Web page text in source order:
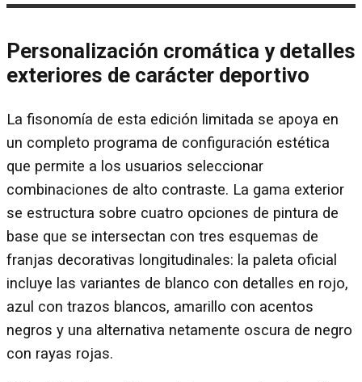
Personalización cromática y detalles
exteriores de carácter deportivo
La fisonomía de esta edición limitada se apoya en
un completo programa de configuración estética
que permite a los usuarios seleccionar
combinaciones de alto contraste. La gama exterior
se estructura sobre cuatro opciones de pintura de
base que se intersectan con tres esquemas de
franjas decorativas longitudinales: la paleta oficial
incluye las variantes de blanco con detalles en rojo,
azul con trazos blancos, amarillo con acentos
negros y una alternativa netamente oscura de negro
con rayas rojas.